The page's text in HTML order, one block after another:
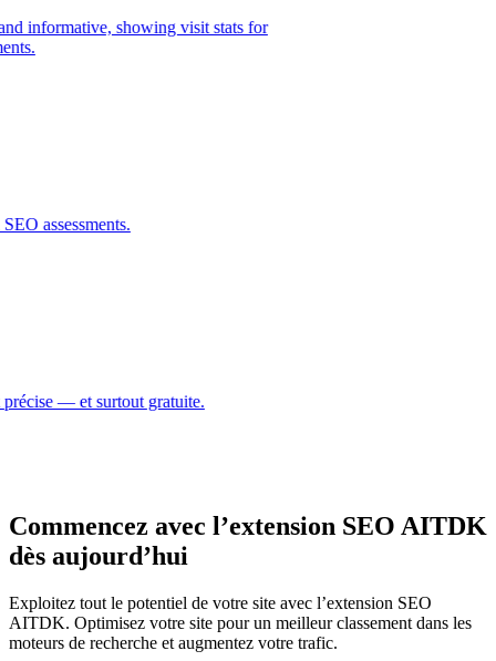
informative, showing visit stats for
assessments.
précise — et surtout gratuite.
Commencez avec l’extension SEO AITDK
dès aujourd’hui
Exploitez tout le potentiel de votre site avec l’extension SEO
AITDK. Optimisez votre site pour un meilleur classement dans les
moteurs de recherche et augmentez votre trafic.